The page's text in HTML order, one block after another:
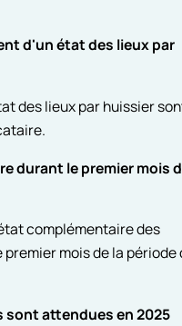
d'un état des lieux par
des lieux par huissier
durant le premier mois
complémentaire des
mois de la période
attendues en 2025